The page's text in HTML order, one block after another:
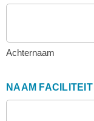
Achternaam
NAAM FACILITEIT